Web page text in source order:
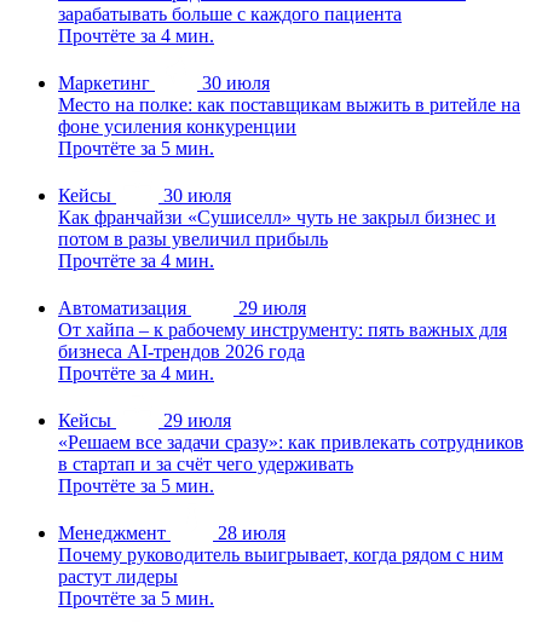
зарабатывать больше с каждого пациента
Прочтёте за 4 мин.
Маркетинг
30 июля
Место на полке: как поставщикам выжить в ритейле на
фоне усиления конкуренции
Прочтёте за 5 мин.
Кейсы
30 июля
Как франчайзи «Сушиселл» чуть не закрыл бизнес и
потом в разы увеличил прибыль
Прочтёте за 4 мин.
Автоматизация
29 июля
От хайпа – к рабочему инструменту: пять важных для
бизнеса AI-трендов 2026 года
Прочтёте за 4 мин.
Кейсы
29 июля
«Решаем все задачи сразу»: как привлекать сотрудников
в стартап и за счёт чего удерживать
Прочтёте за 5 мин.
Менеджмент
28 июля
Почему руководитель выигрывает, когда рядом с ним
растут лидеры
Прочтёте за 5 мин.